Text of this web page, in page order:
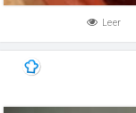
Leer